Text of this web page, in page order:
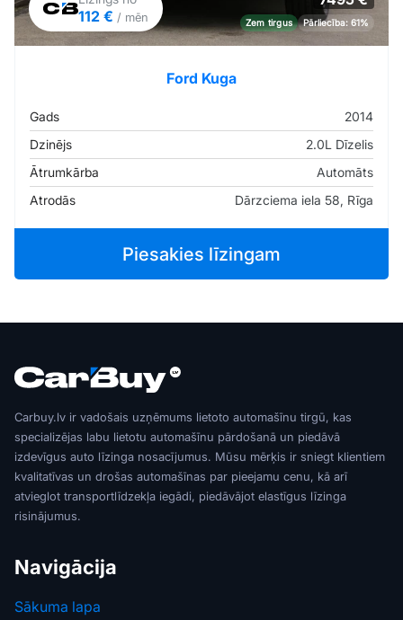
112 € / mēn Zem tirgus Pārliecība: 61%
Ford Kuga
Gads
2014
Dzinējs
2.0L Dīzelis
Ātrumkārba
Automāts
Atrodās
Dārzciema iela 58, Rīga
Piesakies līzingam
Carbuy.lv ir vadošais uzņēmums lietoto automašīnu tirgū, kas
specializējas labu lietotu automašīnu pārdošanā un piedāvā
izdevīgus auto līzinga nosacījumus. Mūsu mērķis ir sniegt klientiem
kvalitatīvas un drošas automašīnas par pieejamu cenu, kā arī
atvieglot transportlīdzekļa iegādi, piedāvājot elastīgus līzinga
risinājumus.
Navigācija
Sākuma lapa